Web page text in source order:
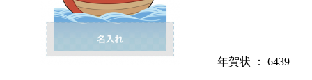
年賀状 ： 6439